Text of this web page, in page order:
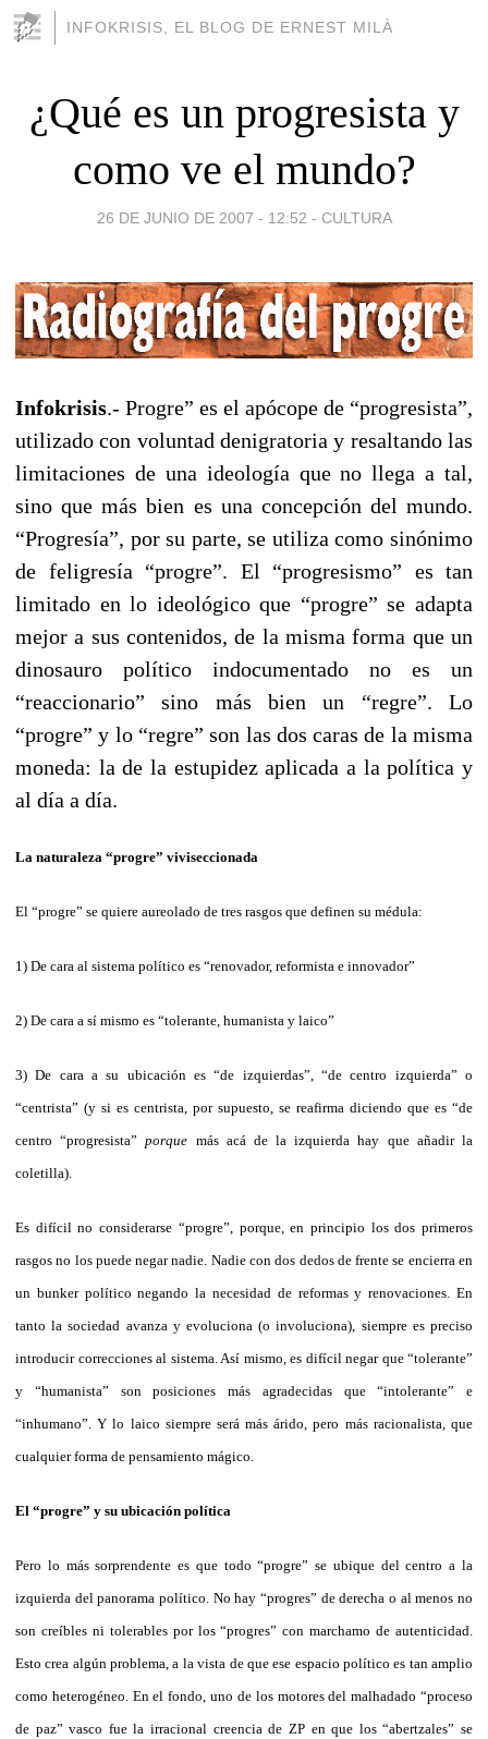
INFOKRISIS, EL BLOG DE ERNEST MILÀ
¿Qué es un progresista y
como ve el mundo?
26 DE JUNIO DE 2007 - 12:52 - CULTURA
Infokrisis.- Progre” es el apócope de “progresista”,
utilizado con voluntad denigratoria y resaltando las
limitaciones de una ideología que no llega a tal,
sino que más bien es una concepción del mundo.
“Progresía”, por su parte, se utiliza como sinónimo
de feligresía “progre”. El “progresismo” es tan
limitado en lo ideológico que “progre” se adapta
mejor a sus contenidos, de la misma forma que un
dinosauro político indocumentado no es un
“reaccionario” sino más bien un “regre”. Lo
“progre” y lo “regre” son las dos caras de la misma
moneda: la de la estupidez aplicada a la política y
al día a día.
La naturaleza “progre” viviseccionada
El “progre” se quiere aureolado de tres rasgos que definen su médula:
1) De cara al sistema político es “renovador, reformista e innovador”
2) De cara a sí mismo es “tolerante, humanista y laico”
3) De cara a su ubicación es “de izquierdas”, “de centro izquierda” o
“centrista” (y si es centrista, por supuesto, se reafirma diciendo que es “de
centro “progresista”porque más acá de la izquierda hay que añadir la
coletilla).
Es difícil no considerarse “progre”, porque, en principio los dos primeros
rasgos no los puede negar nadie. Nadie con dos dedos de frente se encierra en
un bunker político negando la necesidad de reformas y renovaciones. En
tanto la sociedad avanza y evoluciona (o involuciona), siempre es preciso
introducir correcciones al sistema. Así mismo, es difícil negar que “tolerante”
y “humanista” son posiciones más agradecidas que “intolerante” e
“inhumano”. Y lo laico siempre será más árido, pero más racionalista, que
cualquier forma de pensamiento mágico.
El “progre” y su ubicación política
Pero lo más sorprendente es que todo “progre” se ubique del centro a la
izquierda del panorama político. No hay “progres” de derecha o al menos no
son creíbles ni tolerables por los “progres” con marchamo de autenticidad.
Esto crea algún problema, a la vista de que ese espacio político es tan amplio
como heterogéneo. En el fondo, uno de los motores del malhadado “proceso
de paz” vasco fue la irracional creencia de ZP en que los “abertzales” se